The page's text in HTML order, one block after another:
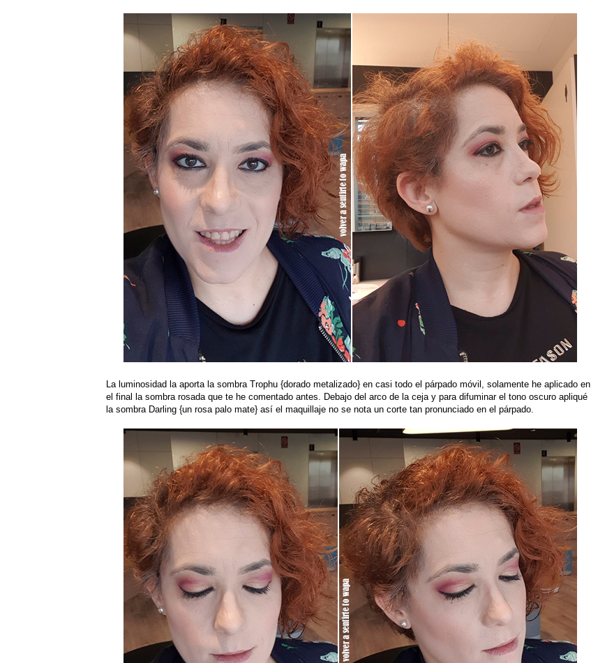
La luminosidad la aporta la sombra Trophu {dorado metalizado} en casi todo el párpado móvil, solamente he aplicado en
el final la sombra rosada que te he comentado antes. Debajo del arco de la ceja y para difuminar el tono oscuro apliqué
la sombra Darling {un rosa palo mate} así el maquillaje no se nota un corte tan pronunciado en el párpado.